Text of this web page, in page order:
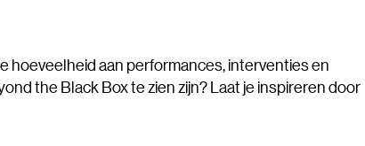
hoeveelheid aan performances, interventies en
the Black Box te zien zijn? Laat je inspireren door